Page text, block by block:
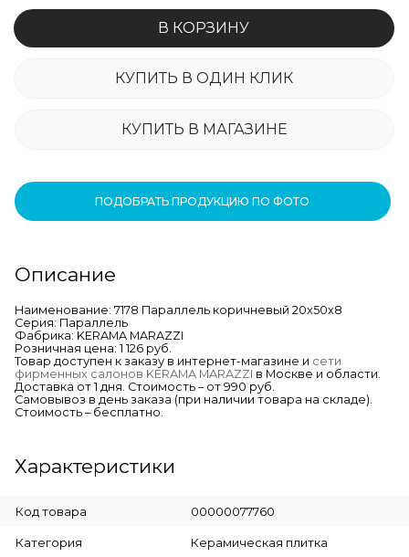
В КОРЗИНУ
КУПИТЬ В ОДИН КЛИК
КУПИТЬ В МАГАЗИНЕ
ПОДОБРАТЬ ПРОДУКЦИЮ ПО ФОТО
Описание
Наименование: 7178 Параллель коричневый 20x50x8
Серия: Параллель
Фабрика: KERAMA MARAZZI
Розничная цена: 1 126 руб.
Товар доступен к заказу в интернет-магазине и сети
фирменных салонов KERAMA MARAZZI в Москве и области.
Доставка от 1 дня. Стоимость – от 990 руб.
Самовывоз в день заказа (при наличии товара на складе).
Стоимость – бесплатно.
Характеристики
Код товара 00000077760
Категория Керамическая плитка